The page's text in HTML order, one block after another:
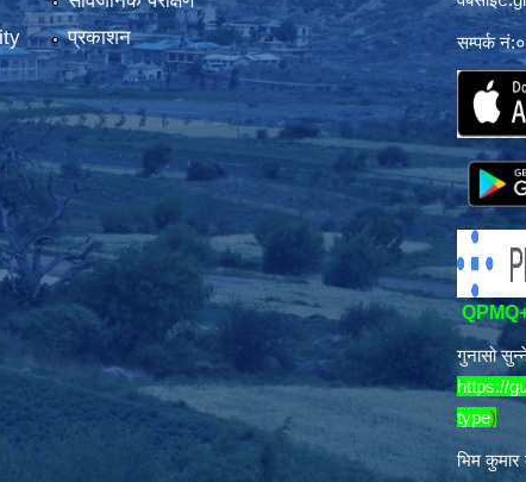
प्रकाशन
सम्पर्क
गुनासो
https://
type)
भिम